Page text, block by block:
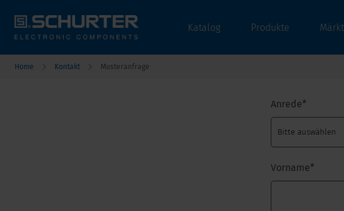
Katalog Produkte
Home Kontakt Musteranfrage
Anrede*
Vorname*